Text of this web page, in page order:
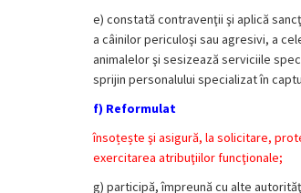
e) constată contravenţii şi aplică
a câinilor periculoşi sau agresivi, a
animalelor şi sesizează serviciile
sprijin personalului specializat în
f) Reformulat
însoțește şi asigură, la solicitare,
exercitarea atribuţiilor funcţionale;
g) participă, împreună cu alte